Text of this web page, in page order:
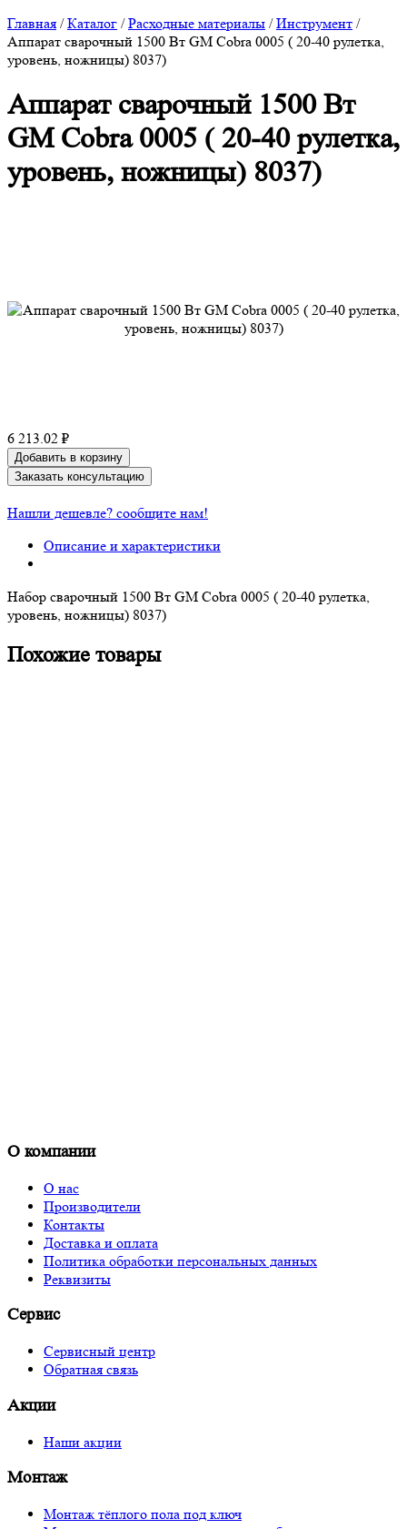
Главная /Каталог /Расходные материалы /Инструмент /
Аппарат сварочный 1500 Вт GM Cobra 0005 ( 20-40 рулетка,
уровень, ножницы) 8037)
Аппарат сварочный 1500 Вт
GM Cobra 0005 ( 20-40 рулетка,
уровень, ножницы) 8037)
6 213.02 ₽
Добавить в корзину
Заказать консультацию
Нашли дешевле? сообщите нам!
Описание и характеристики
Набор сварочный 1500 Вт GM Cobra 0005 ( 20-40 рулетка,
уровень, ножницы) 8037)
Похожие товары
О компании
О нас
Производители
Контакты
Доставка и оплата
Политика обработки персональных данных
Реквизиты
Сервис
Сервисный центр
Обратная связь
Акции
Наши акции
Монтаж
Монтаж тёплого пола под ключ